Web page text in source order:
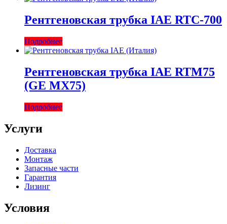
Рентгеновская трубка IAE RTC-700
Подробнее
Рентгеновская трубка IAE RTM75
(GE MX75)
Подробнее
Услуги
Доставка
Монтаж
Запасные части
Гарантия
Лизинг
Условия